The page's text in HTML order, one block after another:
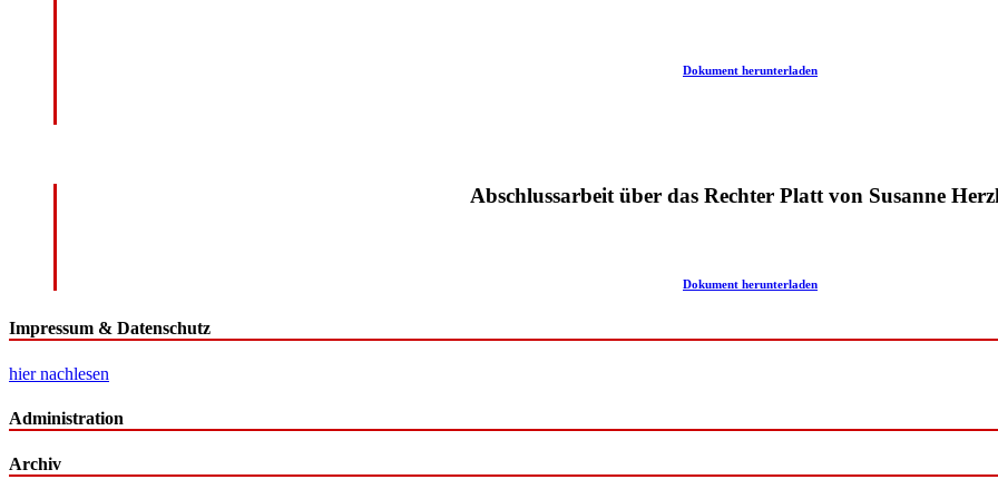
Dokument herunterladen
Abschlussarbeit über das Rechter Platt von Susanne
Dokument herunterladen
Impressum & Datenschutz
hier nachlesen
Administration
Archiv